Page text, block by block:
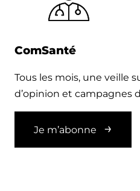
ComSanté
Tous les mois, une veille
d’opinion et campagnes
Je m’abonne